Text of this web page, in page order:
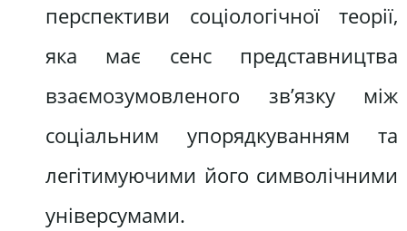
перспективи соціологічної теорії,
яка має сенс представництва
взаємозумовленого зв’язку між
соціальним упорядкуванням та
легітимуючими його символічними
універсумами.